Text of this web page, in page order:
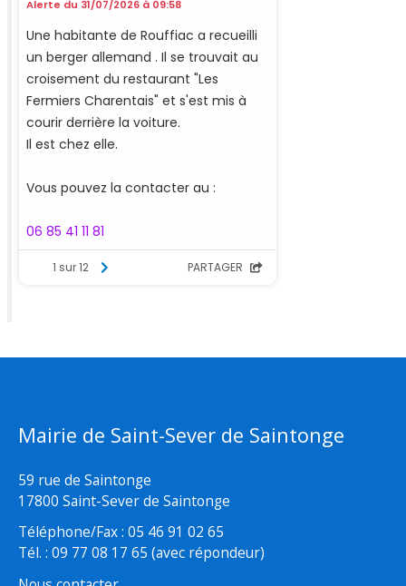
Mairie de Saint-Sever de Saintonge
59 rue de Saintonge
17800 Saint-Sever de Saintonge
Téléphone/Fax : 05 46 91 02 65
Tél. : 09 77 08 17 65 (avec répondeur)